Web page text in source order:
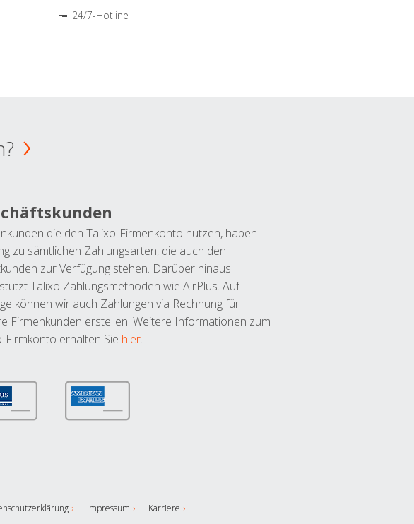
24/7-Hotline
die den Talixo-Firmenkonto nutzen, haben
zu sämtlichen Zahlungsarten, die auch den
zur Verfügung stehen. Darüber hinaus
Talixo Zahlungsmethoden wie AirPlus. Auf
können wir auch Zahlungen via Rechnung für
Firmenkunden erstellen. Weitere Informationen zum
Firmkonto erhalten Sie hier.
Impressum Karriere